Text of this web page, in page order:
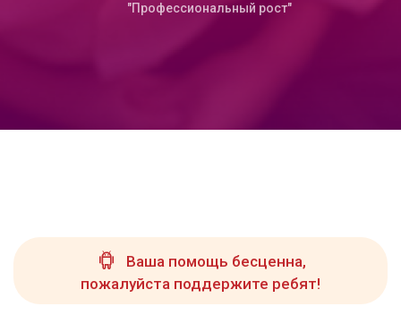
"Профессиональный рост"
Ваша помощь бесценна,
пожалуйста поддержите ребят!